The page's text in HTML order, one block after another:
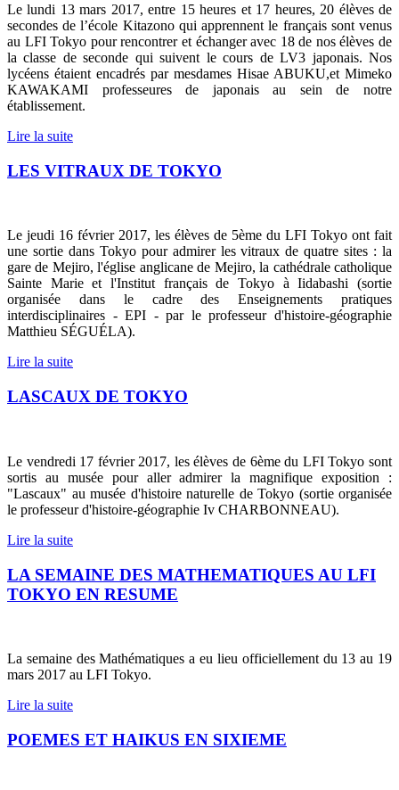
Le lundi 13 mars 2017, entre 15 heures et 17 heures, 20 élèves de
secondes de l’école Kitazono qui apprennent le français sont venus
au LFI Tokyo pour rencontrer et échanger avec 18 de nos élèves de
la classe de seconde qui suivent le cours de LV3 japonais. Nos
lycéens étaient encadrés par mesdames Hisae ABUKU,et Mimeko
KAWAKAMI professeures de japonais au sein de notre
établissement.
Lire la suite
LES VITRAUX DE TOKYO
Le jeudi 16 février 2017, les élèves de 5ème du LFI Tokyo ont fait
une sortie dans Tokyo pour admirer les vitraux de quatre sites : la
gare de Mejiro, l'église anglicane de Mejiro, la cathédrale catholique
Sainte Marie et l'Institut français de Tokyo à Iidabashi (sortie
organisée dans le cadre des Enseignements pratiques
interdisciplinaires - EPI - par le professeur d'histoire-géographie
Matthieu SÉGUÉLA).
Lire la suite
LASCAUX DE TOKYO
Le vendredi 17 février 2017, les élèves de 6ème du LFI Tokyo sont
sortis au musée pour aller admirer la magnifique exposition :
"Lascaux" au musée d'histoire naturelle de Tokyo (sortie organisée
le professeur d'histoire-géographie Iv CHARBONNEAU).
Lire la suite
LA SEMAINE DES MATHEMATIQUES AU LFI
TOKYO EN RESUME
La semaine des Mathématiques a eu lieu officiellement du 13 au 19
mars 2017 au LFI Tokyo.
Lire la suite
POEMES ET HAIKUS EN SIXIEME